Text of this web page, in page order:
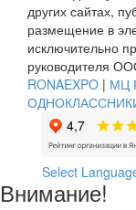
других сайтах,
размещение в
исключительно
руководителя
RONAEXPO | МЦ
Select
Внимание!